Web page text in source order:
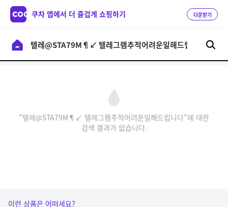
쿠차 앱에서 더 즐겁게 쇼핑하기 다운받기
"텔레@STA79M¶↙ 텔레그램추적어려운일해드립니다"에 대한
검색 결과가 없습니다.
이런 상품은 어떠세요?